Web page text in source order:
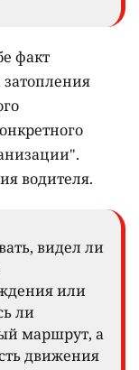
факт
водителя.
видел ли
или
ли
маршрут, а
движения